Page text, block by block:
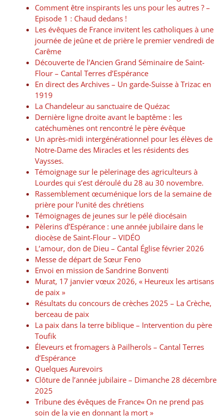
Comment être inspirants les uns pour les autres ? –
Episode 1 : Chaud dedans !
Les évêques de France invitent les catholiques à une
journée de jeûne et de prière le premier vendredi de
Carême
Découverte de l’Ancien Grand Séminaire de Saint-
Flour – Cantal Terres d’Espérance
En direct des Archives – Un garde-Suisse à Trizac en
1919
La Chandeleur au sanctuaire de Quézac
Dernière ligne droite avant le baptême : les
catéchumènes ont rencontré le père évêque
Un après-midi intergénérationnel pour les élèves de
Notre-Dame des Miracles et les résidents des
Vaysses.
Témoignage sur le pèlerinage des agriculteurs à
Lourdes qui s’est déroulé du 28 au 30 novembre.
Rassemblement œcuménique lors de la semaine de
prière pour l’unité des chrétiens
Témoignages de jeunes sur le pélé diocésain
Pèlerins d’Espérance : une année jubilaire dans le
diocèse de Saint-Flour – VIDÉO
L’amour, don de Dieu – Cantal Église février 2026
Messe de départ de Sœur Feno
Envoi en mission de Sandrine Bonventi
Murat, 17 janvier vœux 2026, « Heureux les artisans
de paix »
Résultats du concours de crèches 2025 – La Crèche,
berceau de paix
La paix dans la terre biblique – Intervention du père
Toufik
Éleveurs et fromagers à Pailherols – Cantal Terres
d’Espérance
Quelques Aurevoirs
Clôture de l’année jubilaire – Dimanche 28 décembre
2025
Tribune des évêques de France« On ne prend pas
soin de la vie en donnant la mort »